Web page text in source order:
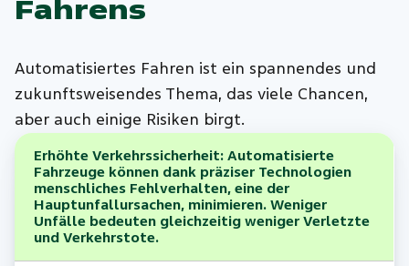
Fahrens
Automatisiertes Fahren ist ein spannendes und
zukunftsweisendes Thema, das viele Chancen,
aber auch einige Risiken birgt.
Erhöhte Verkehrssicherheit: Automatisierte
Fahrzeuge können dank präziser Technologien
menschliches Fehlverhalten, eine der
Hauptunfallursachen, minimieren. Weniger
Unfälle bedeuten gleichzeitig weniger Verletzte
und Verkehrstote.